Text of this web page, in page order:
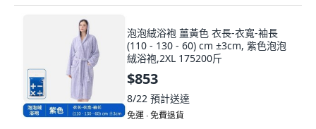
泡泡絨浴袍 薑黃色 衣長-衣寬-袖長
(110 - 130 - 60) cm ±3cm, 紫色泡泡
絨浴袍,2XL 175200斤
$853
8/22 預計送達
免運 ∙ 免費退貨